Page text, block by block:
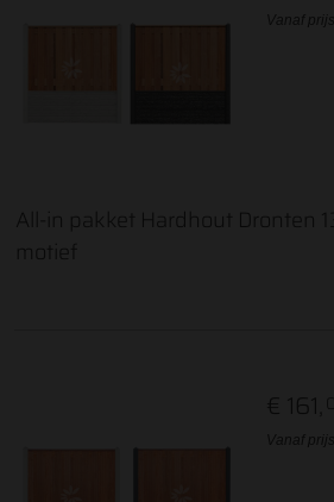
Vanaf
All-in pakket Hardhout Dronten
motief
€ 161,
Vanaf